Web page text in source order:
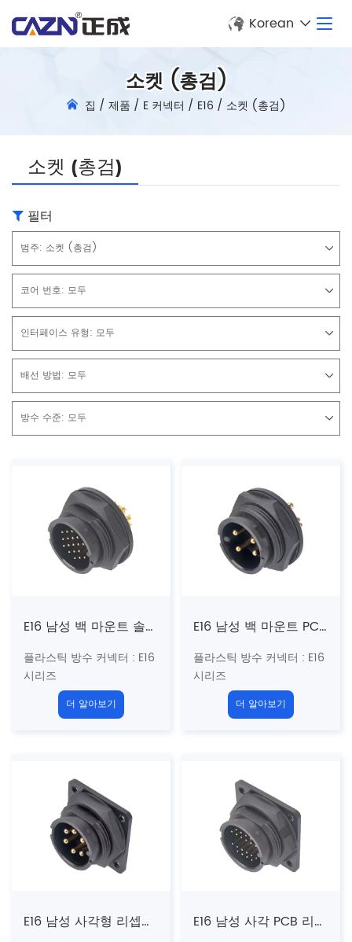
Korean
소켓 (총검)
집 / 제품 / E 커넥터 / E16 / 소켓 (총검)
소켓 (총검)
필터
범주: 소켓 (총검)
코어 번호: 모두
인터페이스 유형: 모두
배선 방법: 모두
방수 수준: 모두
E16 남성 백 마운트 솔더 리셉터클 (Bayonet)
플라스틱 방수 커넥터 : E16
시리즈
1 "-20Unf 미국 표준 나사
구조 유형 : 백 마운트 솔더
코어의 Umber
6, 7, 18, 20, 21, 22 핀
종료 방법 : 솔더
차폐 : 아니요
인증 : CE 、 rohs
더 알아보기
E16 남성 백 마운트 PCB 리셉터클 (Bayonet)
플라스틱 방수 커넥터 : E16
시리즈
1 "-20Unf 미국 표준 나사
구조 유형 : 백 마운트 솔더
코어의 Umber
6, 7, 18, 20, 21, 22 핀
종료 방법 : PCB
차폐 : 아니요
더 알아보기
E16 남성 사각형 리셉터클 (Bayonet) E16 남성 사각 PCB 리셉터클 (Bayonet)